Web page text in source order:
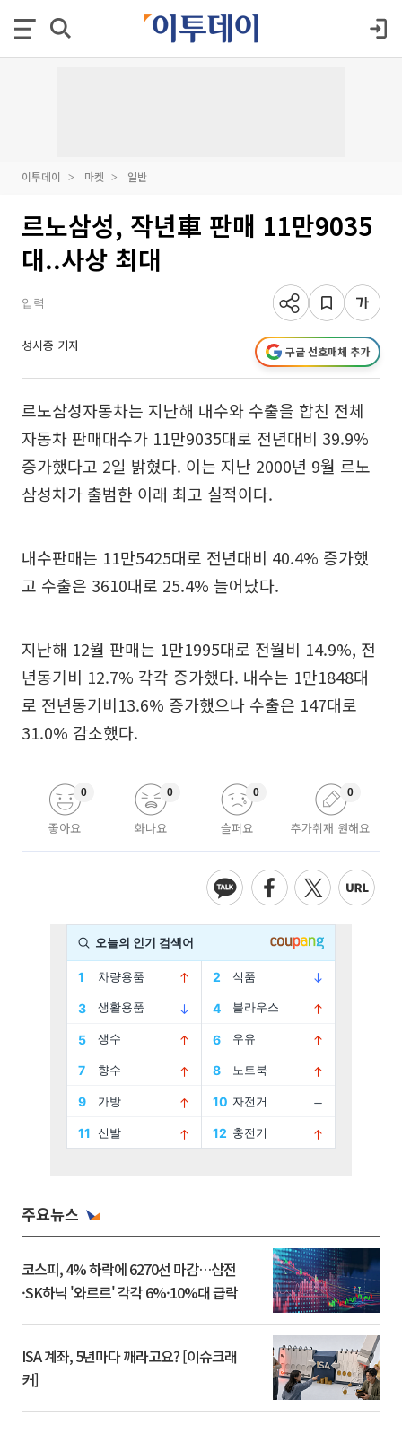
이투데이 마켓 일반
르노삼성, 작년車 판매 11만9035
대..사상 최대
입력
성시종 기자 구글 선호매체 추가
르노삼성자동차는 지난해 내수와 수출을 합친 전체
자동차 판매대수가 11만9035대로 전년대비 39.9%
증가했다고 2일 밝혔다. 이는 지난 2000년 9월 르노
삼성차가 출범한 이래 최고 실적이다.
내수판매는 11만5425대로 전년대비 40.4% 증가했
고 수출은 3610대로 25.4% 늘어났다.
지난해 12월 판매는 1만1995대로 전월비 14.9%, 전
년동기비 12.7% 각각 증가했다. 내수는 1만1848대
로 전년동기비13.6% 증가했으나 수출은 147대로
31.0% 감소했다.
좋아요
0
화나요
0
슬퍼요
0
추가취재 원해요
0
주요뉴스
코스피, 4% 하락에 6270선 마감…삼전
·SK하닉 '와르르' 각각 6%·10%대 급락
ISA 계좌, 5년마다 깨라고요? [이슈크래
커]